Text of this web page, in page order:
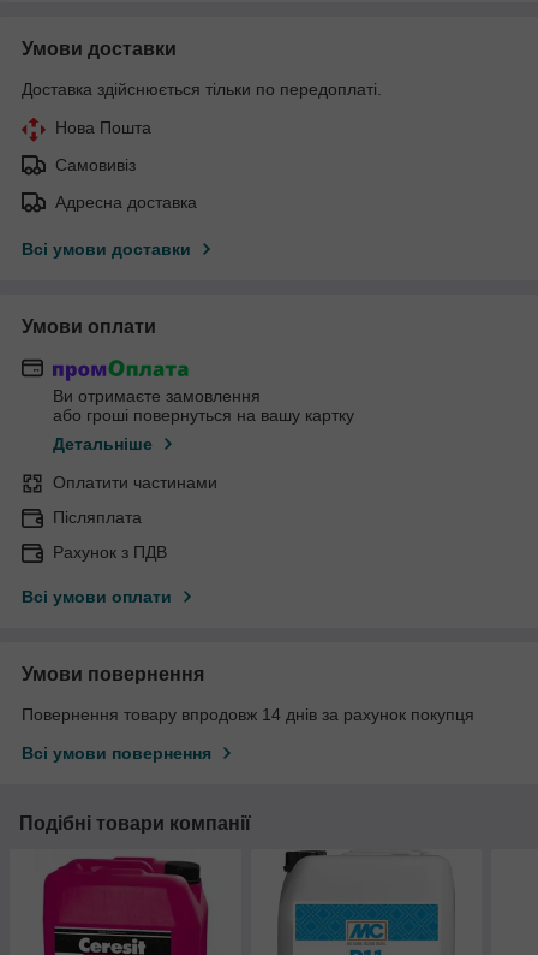
Умови доставки
Доставка здійснюється тільки по передоплаті.
Нова Пошта
Самовивіз
Адресна доставка
Всі умови доставки
Умови оплати
Ви отримаєте замовлення
або гроші повернуться на вашу картку
Детальніше
Оплатити частинами
Післяплата
Рахунок з ПДВ
Всі умови оплати
Умови повернення
Повернення товару впродовж 14 днів за рахунок покупця
Всі умови повернення
Подібні товари компанії